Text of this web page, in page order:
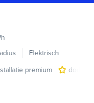
Elektrisch
premium